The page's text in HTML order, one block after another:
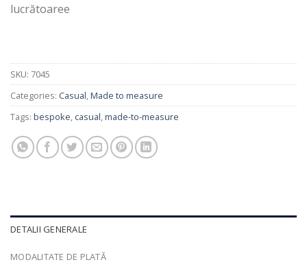
lucrătoaree
SKU: 7045
Categories: Casual,Made to measure
Tags: bespoke, casual,made-to-measure
DETALII GENERALE
MODALITATE DE PLATĂ